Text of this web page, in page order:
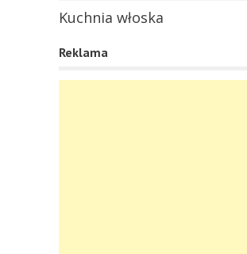
Kuchnia włoska
Reklama